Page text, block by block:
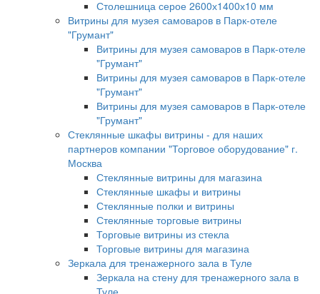
Столешница серое 2600х1400х10 мм
Витрины для музея самоваров в Парк-отеле
"Грумант"
Витрины для музея самоваров в Парк-отеле
"Грумант"
Витрины для музея самоваров в Парк-отеле
"Грумант"
Витрины для музея самоваров в Парк-отеле
"Грумант"
Стеклянные шкафы витрины - для наших
партнеров компании "Торговое оборудование" г.
Москва
Стеклянные витрины для магазина
Стеклянные шкафы и витрины
Стеклянные полки и витрины
Стеклянные торговые витрины
Торговые витрины из стекла
Торговые витрины для магазина
Зеркала для тренажерного зала в Туле
Зеркала на стену для тренажерного зала в